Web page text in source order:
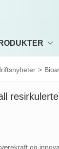
>
og